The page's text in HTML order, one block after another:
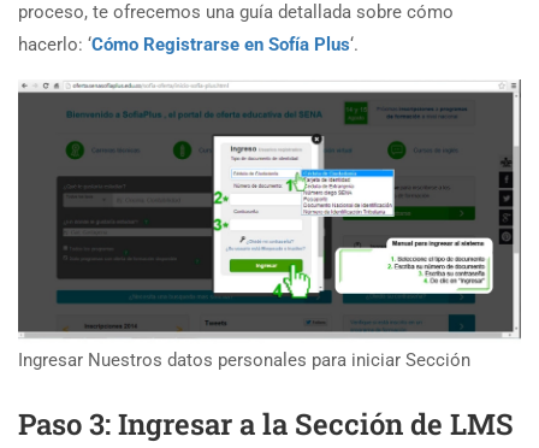
proceso, te ofrecemos una guía detallada sobre cómo
hacerlo: ‘Cómo Registrarse en Sofía Plus‘.
Ingresar Nuestros datos personales para iniciar Sección
Paso 3: Ingresar a la Sección de LMS